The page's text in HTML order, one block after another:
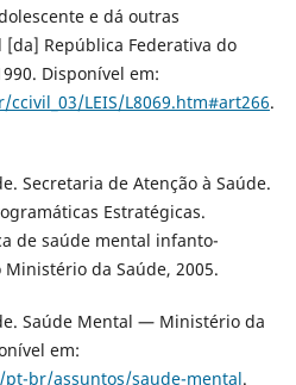
e dá outras
República Federativa do
Disponível em:
LEIS/L8069.htm#art266.
Secretaria de Atenção à Saúde.
Estratégicas.
de saúde mental infanto-
da Saúde, 2005.
Saúde Mental — Ministério da
em:
br/assuntos/saude-mental.